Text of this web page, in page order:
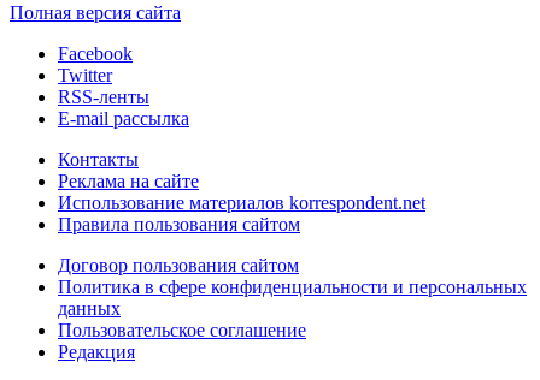
Полная версия сайта
Facebook
Twitter
RSS-ленты
E-mail рассылка
Контакты
Реклама на сайте
Использование материалов korrespondent.net
Правила пользования сайтом
Договор пользования сайтом
Политика в сфере конфиденциальности и персональных
данных
Пользовательское соглашение
Редакция